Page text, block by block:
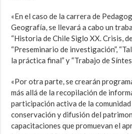
«En el caso de la carrera de
Geografía, se llevará a cabo un
“Historia de Chile Siglo XX. Crisis,
“Preseminario de investigación”,
la práctica final” y “Trabajo de
«Por otra parte, se crearán
más allá de la recopilación de
participación activa de la
conservación y difusión del
capacitaciones que promuevan el